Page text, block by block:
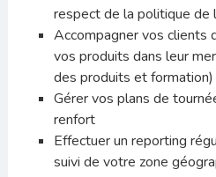
respect de la politique de
Accompagner vos clients
vos produits dans leur
des produits et formation)
Gérer vos plans de
renfort
Effectuer un reporting
suivi de votre zone